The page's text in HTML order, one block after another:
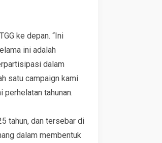
ke depan. “Ini
ini adalah
dalam
satu campaign kami
perhelatan tahunan.
tahun, dan tersebar di
dalam membentuk